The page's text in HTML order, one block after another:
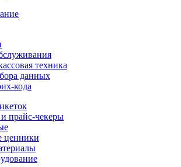
техника
данных
кода
прайс-чекеры
ценники